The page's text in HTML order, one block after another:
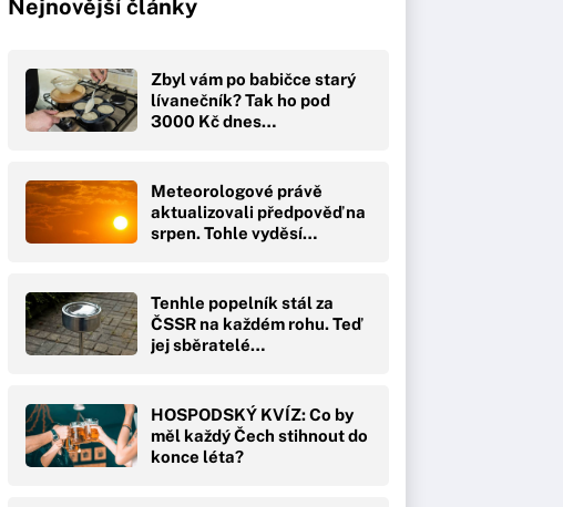
Nejnovější články
Zbyl vám po babičce starý
lívanečník? Tak ho pod
3000 Kč dnes…
Meteorologové právě
aktualizovali předpověď na
srpen. Tohle vyděsí…
Tenhle popelník stál za
ČSSR na každém rohu. Teď
jej sběratelé…
HOSPODSKÝ KVÍZ: Co by
měl každý Čech stihnout do
konce léta?